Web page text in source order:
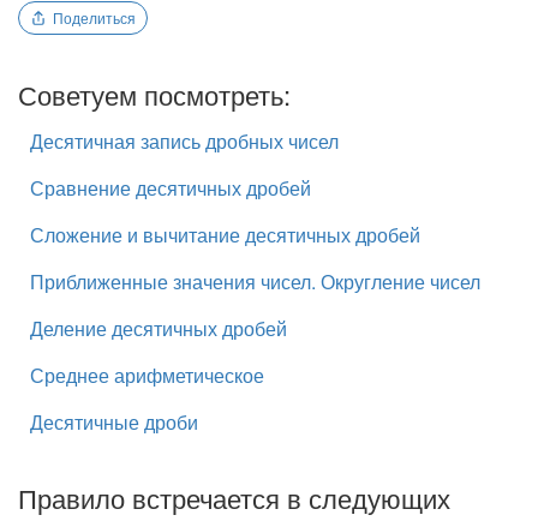
Поделиться
Советуем посмотреть:
Десятичная запись дробных чисел
Сравнение десятичных дробей
Сложение и вычитание десятичных дробей
Приближенные значения чисел. Округление чисел
Деление десятичных дробей
Среднее арифметическое
Десятичные дроби
Правило встречается в следующих